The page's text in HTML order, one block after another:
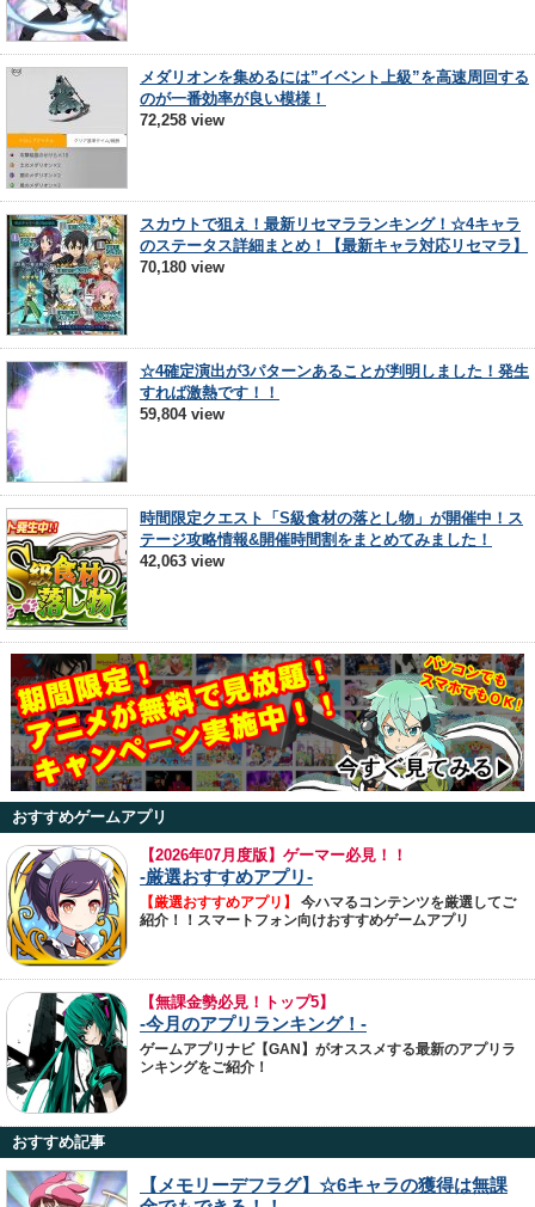
メダリオンを集めるには”イベント上級”を高速周回する
のが一番効率が良い模様！
72,258 view
スカウトで狙え！最新リセマラランキング！☆4キャラ
のステータス詳細まとめ！【最新キャラ対応リセマラ】
70,180 view
☆4確定演出が3パターンあることが判明しました！発生
すれば激熱です！！
59,804 view
時間限定クエスト「S級食材の落とし物」が開催中！ス
テージ攻略情報&開催時間割をまとめてみました！
42,063 view
おすすめゲームアプリ
【2026年07月度版】ゲーマー必見！！
-厳選おすすめアプリ-
【厳選おすすめアプリ】
今ハマるコンテンツを厳選してご
紹介！！スマートフォン向けおすすめゲームアプリ
【無課金勢必見！トップ5】
-今月のアプリランキング！-
ゲームアプリナビ【GAN】がオススメする最新のアプリラ
ンキングをご紹介！
おすすめ記事
【メモリーデフラグ】☆6キャラの獲得は無課